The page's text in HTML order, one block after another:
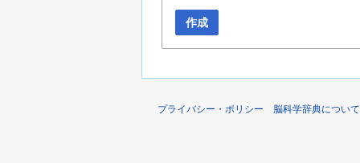
作成
プライバシー・ポリシー 脳科学辞典について